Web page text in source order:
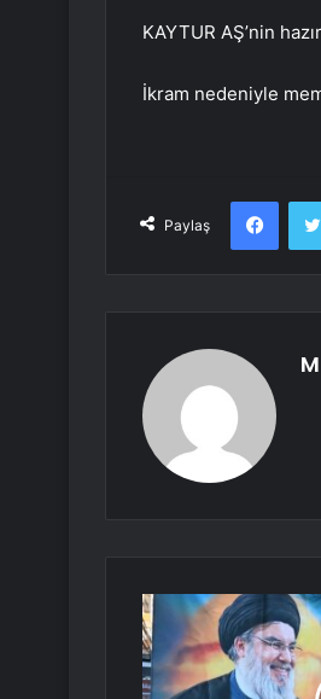
KAYTUR AŞ’nin
İkram nedeniyle
Paylaş